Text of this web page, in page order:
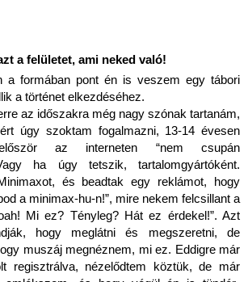
a felületet, ami neked való!
a formában pont én is veszem egy tábori
a történet elkezdéséhez.
az időszakra még nagy szónak tartanám,
úgy szoktam fogalmazni, 13-14 évesen
az interneten “nem csupán
ha úgy tetszik, tartalomgyártóként.
és beadtak egy reklámot, hogy
a minimax-hu-n!”, mire nekem felcsillant a
Mi ez? Tényleg? Hát ez érdekel!”. Azt
hogy meglátni és megszeretni, de
muszáj megnéznem, mi ez. Eddigre már
regisztrálva, nézelődtem köztük, de már